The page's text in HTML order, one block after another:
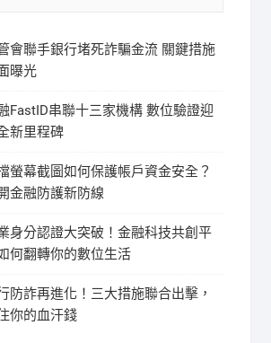
會聯手銀行堵死詐騙金流 關鍵措施
曝光
FastID串聯十三家機構 數位驗證迎
新里程碑
螢幕截圖如何保護帳戶資金安全？
金融防護新防線
身分認證大突破！金融科技共創平
何翻轉你的數位生活
防詐再進化！三大措施聯合出擊，
你的血汗錢